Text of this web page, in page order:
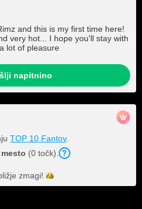
and this is my first time here!
very hot... I hope you'll stay with
lot of pleasure
napitnino
TOP 10 Fantov.
mesto (0 točk).
zmagi!